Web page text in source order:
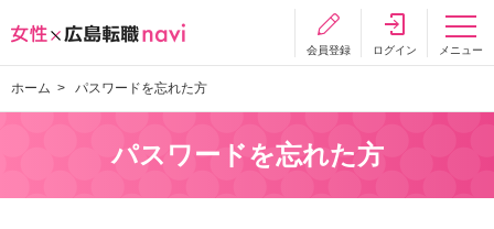
会員登録 ログイン メニュー
ホーム パスワードを忘れた方
パスワードを忘れた方